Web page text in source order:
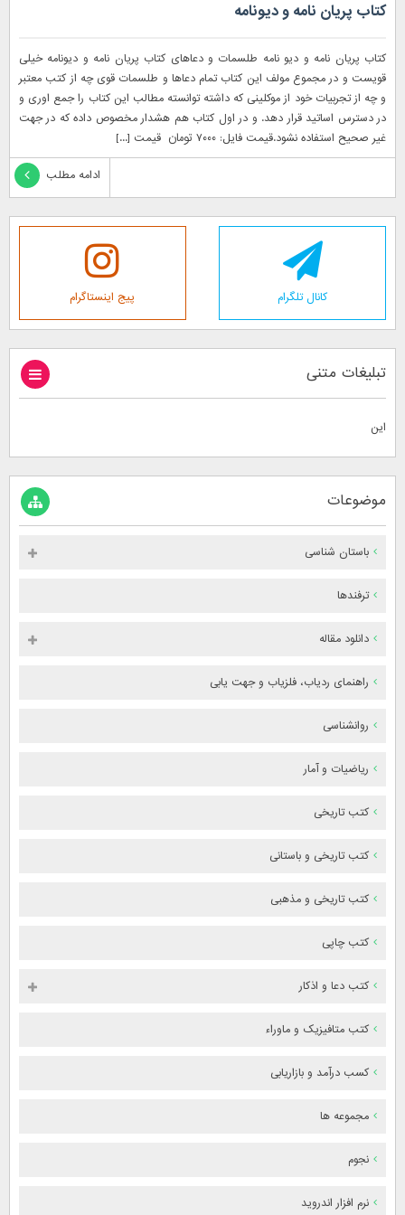
کتاب پریان نامه و دیونامه
کتاب پریان نامه و دیو نامه طلسمات و دعاهای کتاب پریان نامه و دیونامه خیلی
قویست و در مجموع مولف این کتاب تمام دعاها و طلسمات قوی چه از کتب معتبر
و چه از تجربیات خود از موکلینی که داشته توانسته مطالب این کتاب را جمع اوری و
در دسترس اساتید قرار دهد. و در اول کتاب هم هشدار مخصوص داده که در جهت
غیر صحیح استفاده نشود.قیمت فایل: ۷۰۰۰ تومان قیمت [...]
ادامه مطلب
کانال تلگرام پیج اینستاگرام
تبلیغات متنی
این
موضوعات
باستان شناسی
ترفندها
دانلود مقاله
راهنمای ردیاب، فلزیاب و جهت یابی
روانشناسی
ریاضیات و آمار
کتب تاریخی
کتب تاریخی و باستانی
کتب تاریخی و مذهبی
کتب چاپی
کتب دعا و اذکار
کتب متافیزیک و ماوراء
کسب درآمد و بازاریابی
مجموعه ها
نجوم
نرم افزار اندروید